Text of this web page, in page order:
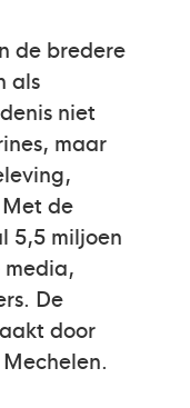
de bredere
als
niet
maar
de
5,5 miljoen
media,
De
door